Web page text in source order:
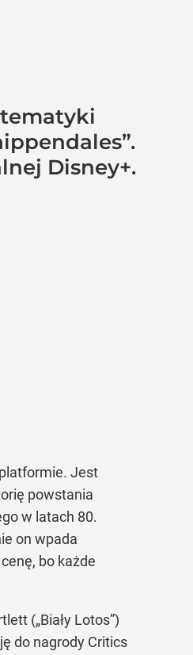
Disney+.
Jest
powstania
w latach 80.
on wpada
bo każde
(„Biały Lotos”)
do nagrody Critics